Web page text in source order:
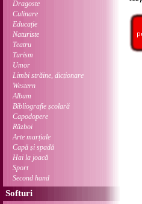
Dragoste
Culinare
Educație
Naturiste
Teatru
Turism
Umor
Limbi străine, dicționare
Western
Album
Bibliografie școlară
Capodopere
Război
Arte marțiale
Capă și spadă
Hai la joacă
Sport
Second hand
Softuri